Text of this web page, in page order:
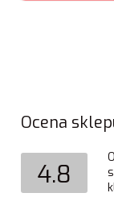
Ocena
4.8